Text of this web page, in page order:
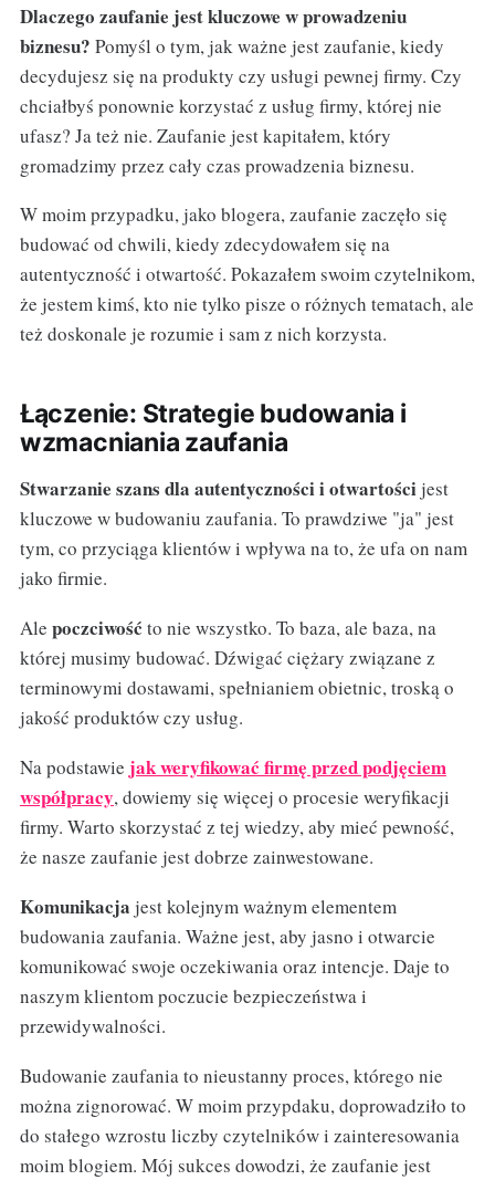
Dlaczego zaufanie jest kluczowe w prowadzeniu
biznesu? Pomyśl o tym, jak ważne jest zaufanie, kiedy
decydujesz się na produkty czy usługi pewnej firmy. Czy
chciałbyś ponownie korzystać z usług firmy, której nie
ufasz? Ja też nie. Zaufanie jest kapitałem, który
gromadzimy przez cały czas prowadzenia biznesu.
W moim przypadku, jako blogera, zaufanie zaczęło się
budować od chwili, kiedy zdecydowałem się na
autentyczność i otwartość. Pokazałem swoim czytelnikom,
że jestem kimś, kto nie tylko pisze o różnych tematach, ale
też doskonale je rozumie i sam z nich korzysta.
Łączenie: Strategie budowania i
wzmacniania zaufania
Stwarzanie szans dla autentyczności i otwartościjest
kluczowe w budowaniu zaufania. To prawdziwe "ja" jest
tym, co przyciąga klientów i wpływa na to, że ufa on nam
jako firmie.
Ale poczciwość to nie wszystko. To baza, ale baza, na
której musimy budować. Dźwigać ciężary związane z
terminowymi dostawami, spełnianiem obietnic, troską o
jakość produktów czy usług.
Na podstawie jak weryfikować firmę przed podjęciem
współpracy, dowiemy się więcej o procesie weryfikacji
firmy. Warto skorzystać z tej wiedzy, aby mieć pewność,
że nasze zaufanie jest dobrze zainwestowane.
Komunikacja jest kolejnym ważnym elementem
budowania zaufania. Ważne jest, aby jasno i otwarcie
komunikować swoje oczekiwania oraz intencje. Daje to
naszym klientom poczucie bezpieczeństwa i
przewidywalności.
Budowanie zaufania to nieustanny proces, którego nie
można zignorować. W moim przypdaku, doprowadziło to
do stałego wzrostu liczby czytelników i zainteresowania
moim blogiem. Mój sukces dowodzi, że zaufanie jest